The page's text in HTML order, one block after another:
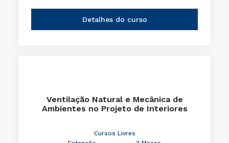
Detalhes do curso
Ventilação Natural e Mecânica de
Ambientes no Projeto de Interiores
Cursos Livres